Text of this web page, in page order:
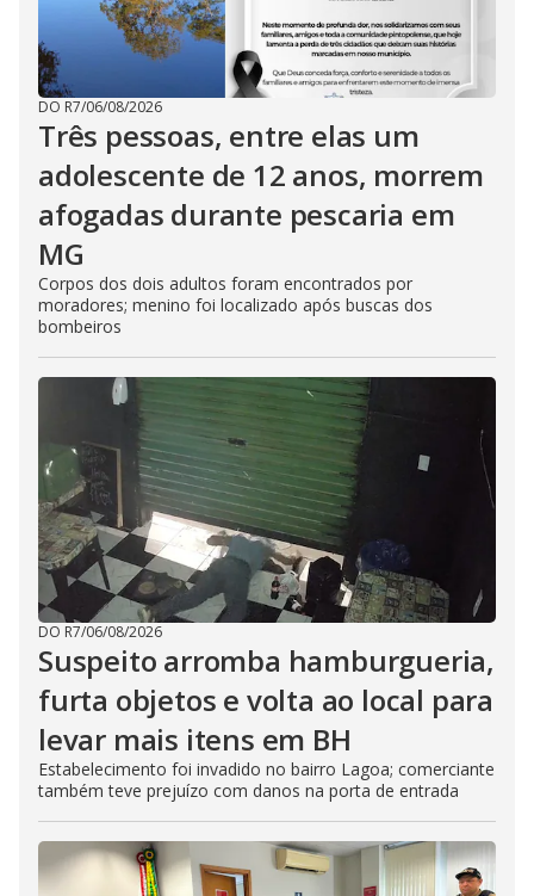
DO R7/06/08/2026
Três pessoas, entre elas um
adolescente de 12 anos, morrem
afogadas durante pescaria em
MG
Corpos dos dois adultos foram encontrados por
moradores; menino foi localizado após buscas dos
bombeiros
DO R7/06/08/2026
Suspeito arromba hamburgueria,
furta objetos e volta ao local para
levar mais itens em BH
Estabelecimento foi invadido no bairro Lagoa; comerciante
também teve prejuízo com danos na porta de entrada